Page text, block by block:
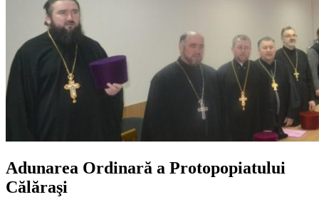
Adunarea Ordinară a Protopopiatului
Călăraşi